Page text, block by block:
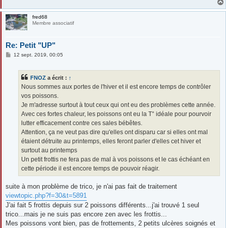
fred68
Membre associatif
Re: Petit "UP"
M
12 sept. 2019, 00:05
FNOZ a écrit : ↑
Nous sommes aux portes de l'hiver et il est encore temps de contrôler
vos poissons.
Je m'adresse surtout à tout ceux qui ont eu des problèmes cette année.
Avec ces fortes chaleur, les poissons ont eu la T° idéale pour pourvoir
lutter efficacement contre ces sales bébêtes.
Attention, ça ne veut pas dire qu'elles ont disparu car si elles ont mal
étaient détruite au printemps, elles feront parler d'elles cet hiver et
surtout au printemps
Un petit frottis ne fera pas de mal à vos poissons et le cas échéant en
cette période il est encore temps de pouvoir réagir.
suite à mon problème de trico, je n'ai pas fait de traitement
viewtopic.php?f=30&t=5891
J'ai fait 5 frottis depuis sur 2 poissons différents...j'ai trouvé 1 seul
trico...mais je ne suis pas encore zen avec les frottis...
Mes poissons vont bien, pas de frottements, 2 petits ulcères soignés et